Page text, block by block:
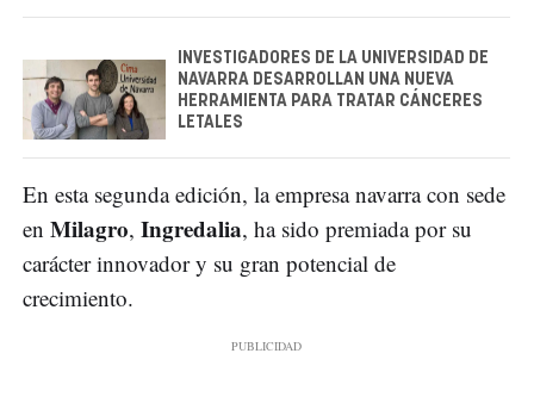
INVESTIGADORES DE LA UNIVERSIDAD DE
NAVARRA DESARROLLAN UNA NUEVA
HERRAMIENTA PARA TRATAR CÁNCERES
LETALES
En esta segunda edición, la empresa navarra con sede
en Milagro, Ingredalia, ha sido premiada por su
carácter innovador y su gran potencial de
crecimiento.